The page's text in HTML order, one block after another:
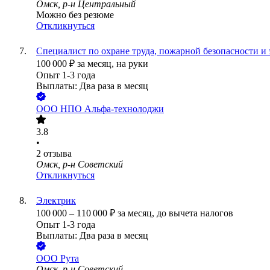
Омск, р-н Центральный
Можно без резюме
Откликнуться
Специалист по охране труда, пожарной безопасности и
100 000 ₽ за месяц, на руки
Опыт 1-3 года
Выплаты: Два раза в месяц
ООО НПО Альфа-технолоджи
3.8
•
2 отзыва
Омск, р-н Советский
Откликнуться
Электрик
100 000 – 110 000 ₽ за месяц, до вычета налогов
Опыт 1-3 года
Выплаты: Два раза в месяц
ООО Рута